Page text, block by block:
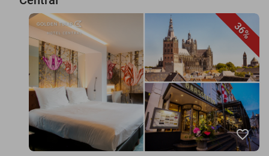
36%
favorite_border